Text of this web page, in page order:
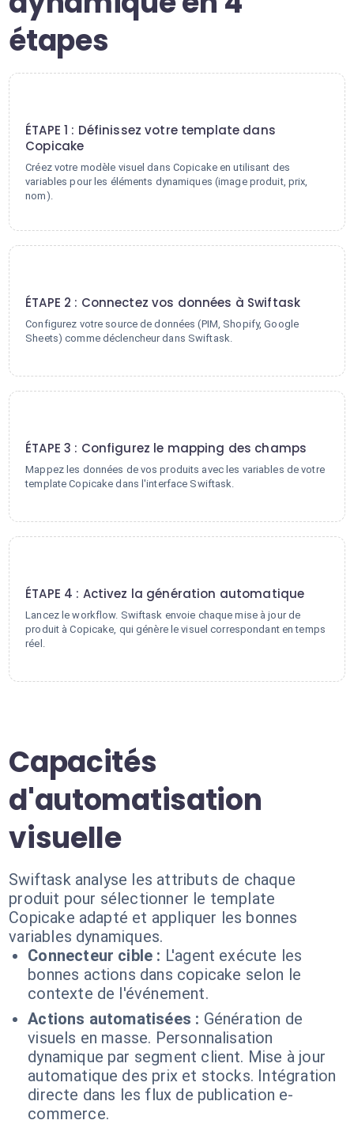
étapes
ÉTAPE 1 : Définissez votre template dans
Copicake
Créez votre modèle visuel dans Copicake en utilisant des
variables pour les éléments dynamiques (image produit, prix,
nom).
ÉTAPE 2 : Connectez vos données à Swiftask
Configurez votre source de données (PIM, Shopify, Google
Sheets) comme déclencheur dans Swiftask.
ÉTAPE 3 : Configurez le mapping des champs
Mappez les données de vos produits avec les variables de votre
template Copicake dans l'interface Swiftask.
ÉTAPE 4 : Activez la génération automatique
Lancez le workflow. Swiftask envoie chaque mise à jour de
produit à Copicake, qui génère le visuel correspondant en temps
réel.
Capacités
d'automatisation
visuelle
Swiftask analyse les attributs de chaque
produit pour sélectionner le template
Copicake adapté et appliquer les bonnes
variables dynamiques.
Connecteur cible : L'agent exécute les
bonnes actions dans copicake selon le
contexte de l'événement.
Actions automatisées : Génération de
visuels en masse. Personnalisation
dynamique par segment client. Mise à jour
automatique des prix et stocks. Intégration
directe dans les flux de publication e-
commerce.